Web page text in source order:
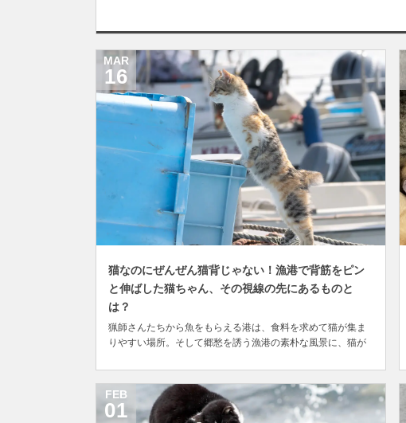
猫なのにぜんぜん猫背じゃない！漁港で背筋をピン
と伸ばした猫ちゃん、その視線の先にあるものと
は？
猟師さんたちから魚をもらえる港は、食料を求めて猫が集ま
りやすい場所。そして郷愁を誘う漁港の素朴な風景に、猫が
普段はサラリーマンとして働く傍ら、趣味で猫の写真を撮影
しているジジ（@blackcat_jiji_t）さんは先月、熊本県のとあ
る島を訪れたところ、漁港で背筋...
MAR
16
FEB
01